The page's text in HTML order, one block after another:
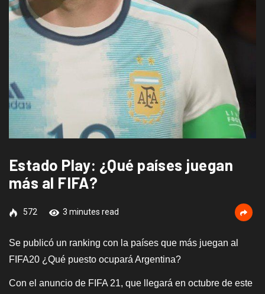
Estado Play: ¿Qué países juegan
más al FIFA?
572 3 minutes read
Se publicó un ranking con la países que más juegan al
FIFA20 ¿Qué puesto ocupará Argentina?
Con el anuncio de FIFA 21, que llegará en octubre de este